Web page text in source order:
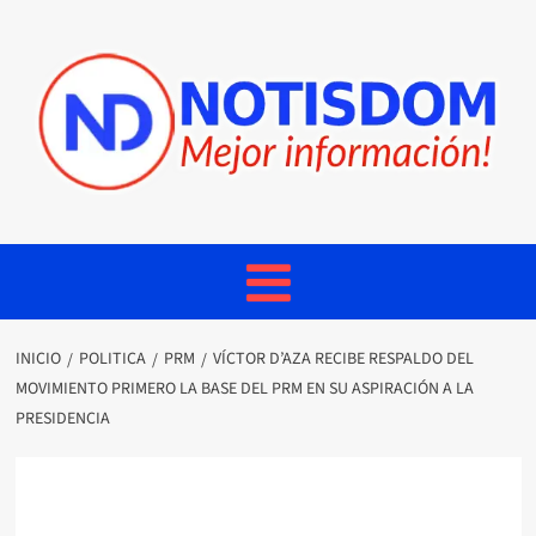
INICIO POLITICA PRM
VÍCTOR D’AZA RECIBE RESPALDO DEL
MOVIMIENTO PRIMERO LA BASE DEL PRM EN SU ASPIRACIÓN A LA
PRESIDENCIA